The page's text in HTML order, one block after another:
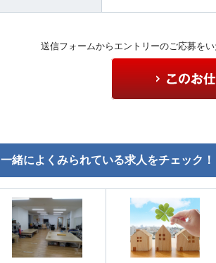
送信フォームからエントリーのご応募を
一緒によくみられている求人をチェック！